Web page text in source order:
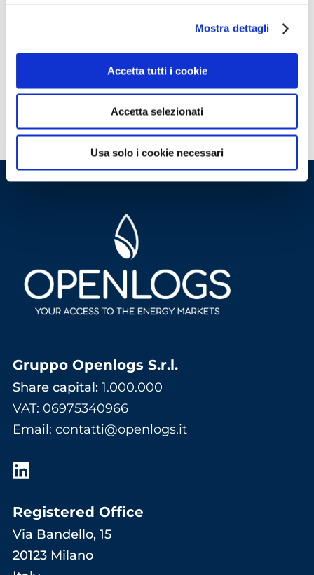
Mostra dettagli
Accetta tutti i cookie
Accetta selezionati
Usa solo i cookie necessari
Adriatic LNG di circa il 50% - condizione
attesa risolversi nelle prossime
ventiquattro ore.
Gruppo Openlogs S.r.l.
Share capital: 1.000.000
VAT: 06975340966
Email: contatti@openlogs.it
Registered Office
Via Bandello, 15
20123 Milano